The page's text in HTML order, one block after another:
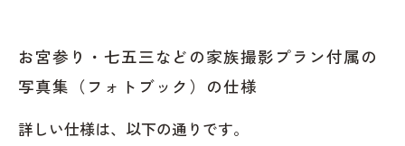
の写真集（フォトブック）１ページ目
の写真集（フォトブック）の厚み
お宮参り・七五三などの家族撮影プラン付属の
写真集（フォトブック）の仕様
詳しい仕様は、以下の通りです。